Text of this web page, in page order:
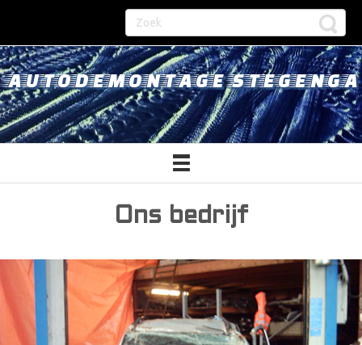
AUTODEMONTAGE STEGENGA
Ons bedrijf